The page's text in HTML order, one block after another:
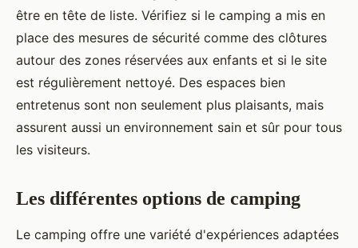
être en tête de liste. Vérifiez si le camping a mis en
place des mesures de sécurité comme des clôtures
autour des zones réservées aux enfants et si le site
est régulièrement nettoyé. Des espaces bien
entretenus sont non seulement plus plaisants, mais
assurent aussi un environnement sain et sûr pour tous
les visiteurs.
Les différentes options de camping
Le camping offre une variété d'expériences adaptées